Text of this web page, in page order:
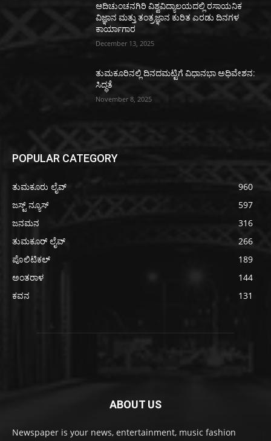
ಆದಿಚುಂಚನಗಿರಿ ವಿಶ್ವವಿದ್ಯಾಲಯದಲ್ಲಿ ರಸಾಯನಿಕ
ವಿಜ್ಞಾನ ಮತ್ತು ತಂತ್ರಜ್ಞಾನ ಕುರಿತ ಎರಡು ದಿನಗಳ
ಕಾರ್ಯಾಗಾರ
December 13, 2025
ತುಮಕೂರಿನಲ್ಲಿ ದಿನದಮಟ್ಟಿಗೆ ವಿಧಾನಭಾ ಅಧಿವೇಶನ:
ಸಿದ್ಧತೆ
November 8, 2025
POPULAR CATEGORY
ತುಮಕೂರು ಲೈವ್
960
ಜಸ್ಟ್ ನ್ಯೂಸ್
597
ಜನಮನ
316
ತುಮಕೂರ್ ಲೈವ್
266
ಪೊಲಿಟಿಕಲ್
189
ಅಂತರಾಳ
144
ಕವನ
131
ABOUT US
Newspaper is your news, entertainment, music fashion